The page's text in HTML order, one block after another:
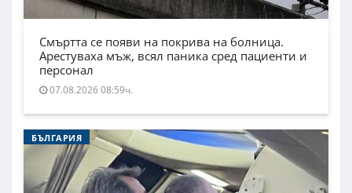
Смъртта се появи на покрива на болница.
Арестуваха мъж, всял паника сред пациенти и
персонал
07.08.2026 08:59ч.
БЪЛГАРИЯ